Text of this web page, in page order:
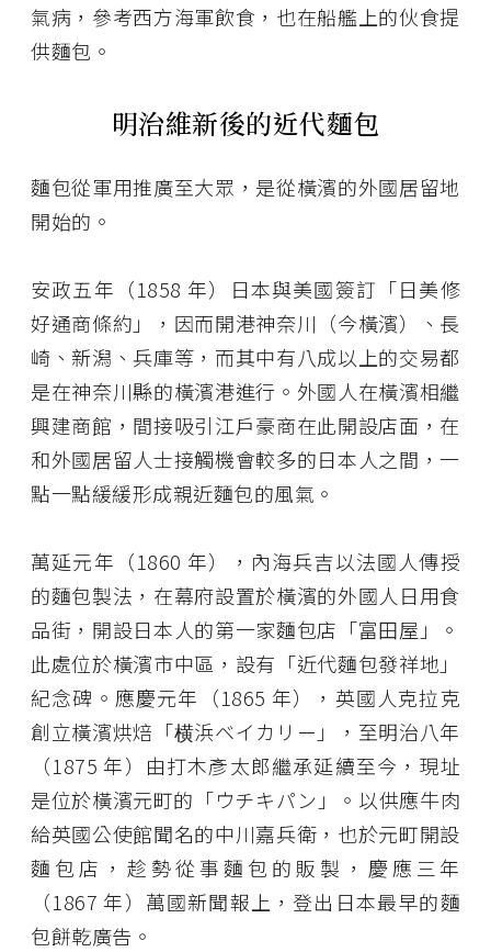
氣病，參考西方海軍飲食，也在船艦上的伙食提
供麵包。
明治維新後的近代麵包
麵包從軍用推廣至大眾，是從橫濱的外國居留地
開始的。
安政五年（1858 年）日本與美國簽訂「日美修
好通商條約」，因而開港神奈川（今橫濱）、長
崎、新潟、兵庫等，而其中有八成以上的交易都
是在神奈川縣的橫濱港進行。外國人在橫濱相繼
興建商館，間接吸引江戶豪商在此開設店面，在
和外國居留人士接觸機會較多的日本人之間，一
點一點緩緩形成親近麵包的風氣。
萬延元年（1860 年），內海兵吉以法國人傳授
的麵包製法，在幕府設置於橫濱的外國人日用食
品街，開設日本人的第一家麵包店「富田屋」。
此處位於橫濱市中區，設有「近代麵包發祥地」
紀念碑。應慶元年（1865 年），英國人克拉克
創立橫濱烘焙「横浜ベイカリー」，至明治八年
（1875 年）由打木彥太郎繼承延續至今，現址
是位於橫濱元町的「ウチキパン」。以供應牛肉
給英國公使館聞名的中川嘉兵衛，也於元町開設
麵包店，趁勢從事麵包的販製，慶應三年
（1867 年）萬國新聞報上，登出日本最早的麵
包餅乾廣告。